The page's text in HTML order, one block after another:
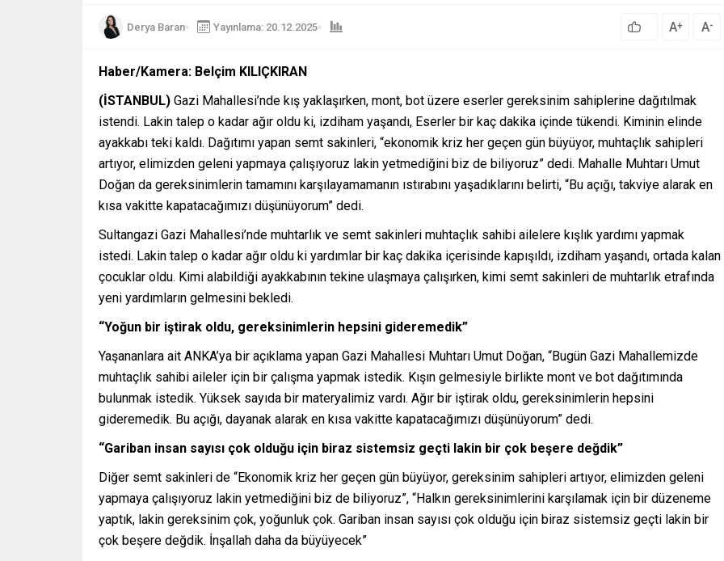
Derya Baran Yayınlama: 20.12.2025 A+ A-
Haber/Kamera: Belçim KILIÇKIRAN
(İSTANBUL) Gazi Mahallesi’nde kış yaklaşırken, mont, bot üzere eserler gereksinim sahiplerine dağıtılmak
istendi. Lakin talep o kadar ağır oldu ki, izdiham yaşandı, Eserler bir kaç dakika içinde tükendi. Kiminin elinde
ayakkabı teki kaldı. Dağıtımı yapan semt sakinleri, “ekonomik kriz her geçen gün büyüyor, muhtaçlık sahipleri
artıyor, elimizden geleni yapmaya çalışıyoruz lakin yetmediğini biz de biliyoruz” dedi. Mahalle Muhtarı Umut
Doğan da gereksinimlerin tamamını karşılayamamanın ıstırabını yaşadıklarını belirti, “Bu açığı, takviye alarak en
kısa vakitte kapatacağımızı düşünüyorum” dedi.
Sultangazi Gazi Mahallesi’nde muhtarlık ve semt sakinleri muhtaçlık sahibi ailelere kışlık yardımı yapmak
istedi. Lakin talep o kadar ağır oldu ki yardımlar bir kaç dakika içerisinde kapışıldı, izdiham yaşandı, ortada kalan
çocuklar oldu. Kimi alabildiği ayakkabının tekine ulaşmaya çalışırken, kimi semt sakinleri de muhtarlık etrafında
yeni yardımların gelmesini bekledi.
“Yoğun bir iştirak oldu, gereksinimlerin hepsini gideremedik”
Yaşananlara ait ANKA’ya bir açıklama yapan Gazi Mahallesi Muhtarı Umut Doğan, “Bugün Gazi Mahallemizde
muhtaçlık sahibi aileler için bir çalışma yapmak istedik. Kışın gelmesiyle birlikte mont ve bot dağıtımında
bulunmak istedik. Yüksek sayıda bir materyalimiz vardı. Ağır bir iştirak oldu, gereksinimlerin hepsini
gideremedik. Bu açığı, dayanak alarak en kısa vakitte kapatacağımızı düşünüyorum” dedi.
“Gariban insan sayısı çok olduğu için biraz sistemsiz geçti lakin bir çok beşere değdik”
Diğer semt sakinleri de “Ekonomik kriz her geçen gün büyüyor, gereksinim sahipleri artıyor, elimizden geleni
yapmaya çalışıyoruz lakin yetmediğini biz de biliyoruz”, “Halkın gereksinimlerini karşılamak için bir düzeneme
yaptık, lakin gereksinim çok, yoğunluk çok. Gariban insan sayısı çok olduğu için biraz sistemsiz geçti lakin bir
çok beşere değdik. İnşallah daha da büyüyecek”